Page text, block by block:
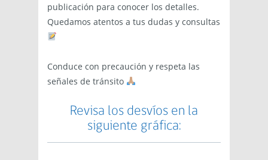
publicación para conocer los detalles.
Quedamos atentos a tus dudas y consultas
Conduce con precaución y respeta las
señales de tránsito
Revisa los desvíos en la
siguiente gráfica: